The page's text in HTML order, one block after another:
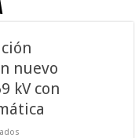
nuevo
kV con